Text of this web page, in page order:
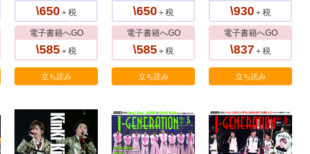
\650 ＋税
電子書籍へGO
\585 ＋税
立ち読み
\650 ＋税
電子書籍へGO
\585 ＋税
立ち読み
\930 ＋税
電子書籍へGO
\837 ＋税
立ち読み